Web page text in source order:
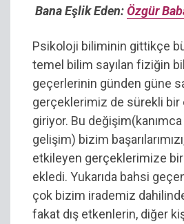
Bana Eşlik Eden:Özgür
Psikoloji biliminin gittikçe
temel bilim sayılan fiziğin
geçerlerinin günden güne
gerçeklerimiz de sürekli bir
giriyor. Bu değişim(kanımca
gelişim) bizim
etkileyen gerçeklerimize
ekledi. Yukarıda bahsi
çok bizim irademiz dahilinde
fakat dış etkenlerin, diğer